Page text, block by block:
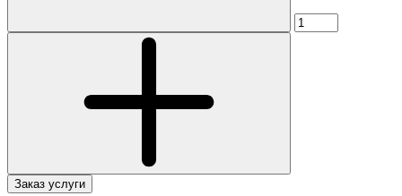
Заказ услуги